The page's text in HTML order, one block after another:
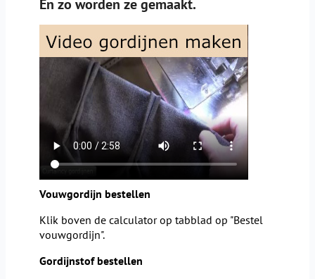
En zo worden ze gemaakt.
Vouwgordijn bestellen
Klik boven de calculator op tabblad op "Bestel
vouwgordijn".
Gordijnstof bestellen